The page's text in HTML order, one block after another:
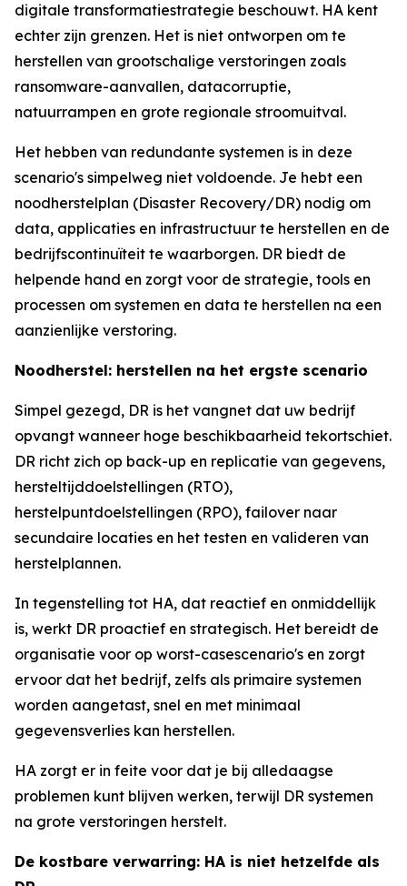
digitale transformatiestrategie beschouwt. HA kent
echter zijn grenzen. Het is niet ontworpen om te
herstellen van grootschalige verstoringen zoals
ransomware-aanvallen, datacorruptie,
natuurrampen en grote regionale stroomuitval.
Het hebben van redundante systemen is in deze
scenario's simpelweg niet voldoende. Je hebt een
noodherstelplan (Disaster Recovery/DR) nodig om
data, applicaties en infrastructuur te herstellen en de
bedrijfscontinuïteit te waarborgen. DR biedt de
helpende hand en zorgt voor de strategie, tools en
processen om systemen en data te herstellen na een
aanzienlijke verstoring.
Noodherstel: herstellen na het ergste scenario
Simpel gezegd, DR is het vangnet dat uw bedrijf
opvangt wanneer hoge beschikbaarheid tekortschiet.
DR richt zich op back-up en replicatie van gegevens,
hersteltijddoelstellingen (RTO),
herstelpuntdoelstellingen (RPO), failover naar
secundaire locaties en het testen en valideren van
herstelplannen.
In tegenstelling tot HA, dat reactief en onmiddellijk
is, werkt DR proactief en strategisch. Het bereidt de
organisatie voor op worst-casescenario's en zorgt
ervoor dat het bedrijf, zelfs als primaire systemen
worden aangetast, snel en met minimaal
gegevensverlies kan herstellen.
HA zorgt er in feite voor dat je bij alledaagse
problemen kunt blijven werken, terwijl DR systemen
na grote verstoringen herstelt.
De kostbare verwarring: HA is niet hetzelfde als